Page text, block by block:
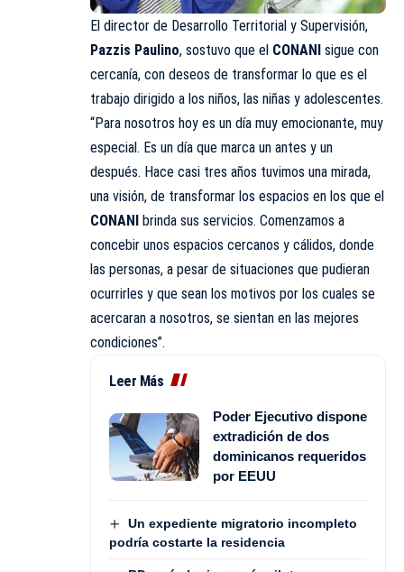
El director de Desarrollo Territorial y Supervisión,
Pazzis Paulino, sostuvo que el CONANI sigue con
cercanía, con deseos de transformar lo que es el
trabajo dirigido a los niños, las niñas y adolescentes.
“Para nosotros hoy es un día muy emocionante, muy
especial. Es un día que marca un antes y un
después. Hace casi tres años tuvimos una mirada,
una visión, de transformar los espacios en los que el
CONANI brinda sus servicios. Comenzamos a
concebir unos espacios cercanos y cálidos, donde
las personas, a pesar de situaciones que pudieran
ocurrirles y que sean los motivos por los cuales se
acercaran a nosotros, se sientan en las mejores
condiciones”.
Leer Más
Poder Ejecutivo dispone
extradición de dos
dominicanos requeridos
por EEUU
Un expediente migratorio incompleto
podría costarte la residencia